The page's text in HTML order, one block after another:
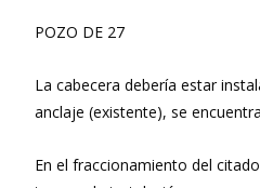
POZO DE 27
La cabecera debería estar
anclaje (existente), se
En el fraccionamiento del